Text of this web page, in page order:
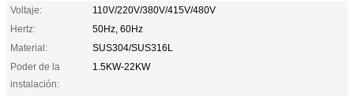
Voltaje:
110V/220V/380V/415V/480V
Hertz:
50Hz, 60Hz
Material:
SUS304/SUS316L
Poder de la
instalación:
1.5KW-22KW